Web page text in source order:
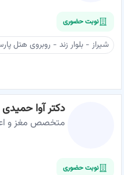
نوبت حضوری
دکتر آوا حمیدی
متخصص مغز و
نوبت حضوری